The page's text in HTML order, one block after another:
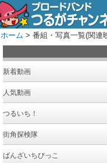
ホーム > 番組・写真一覧(関連
新着動画
人気動画
つるいち！
街角探検隊
ばんざいちびっこ